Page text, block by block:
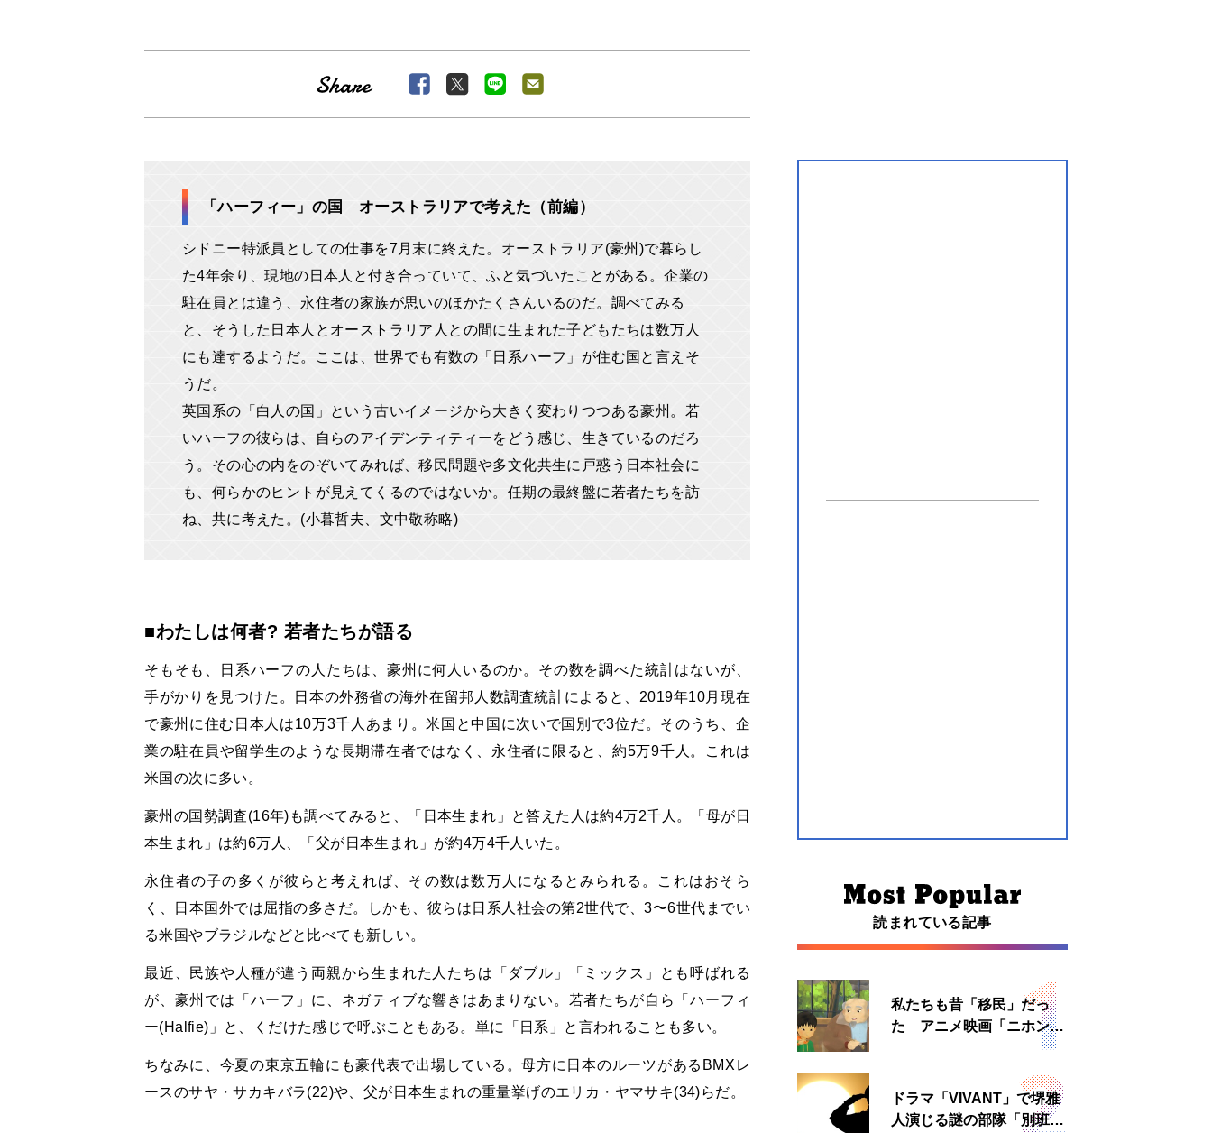
「ハーフィー」の国 オーストラリアで考えた（前編）
シドニー特派員としての仕事を7月末に終えた。オーストラリア(豪州)で暮らし
た4年余り、現地の日本人と付き合っていて、ふと気づいたことがある。企業の
駐在員とは違う、永住者の家族が思いのほかたくさんいるのだ。調べてみる
と、そうした日本人とオーストラリア人との間に生まれた子どもたちは数万人
にも達するようだ。ここは、世界でも有数の「日系ハーフ」が住む国と言えそ
うだ。
英国系の「白人の国」という古いイメージから大きく変わりつつある豪州。若
いハーフの彼らは、自らのアイデンティティーをどう感じ、生きているのだろ
う。その心の内をのぞいてみれば、移民問題や多文化共生に戸惑う日本社会に
も、何らかのヒントが見えてくるのではないか。任期の最終盤に若者たちを訪
ね、共に考えた。(小暮哲夫、文中敬称略)
■わたしは何者? 若者たちが語る
そもそも、日系ハーフの人たちは、豪州に何人いるのか。その数を調べた統計はないが、
手がかりを見つけた。日本の外務省の海外在留邦人数調査統計によると、2019年10月現在
で豪州に住む日本人は10万3千人あまり。米国と中国に次いで国別で3位だ。そのうち、企
業の駐在員や留学生のような長期滞在者ではなく、永住者に限ると、約5万9千人。これは
米国の次に多い。
豪州の国勢調査(16年)も調べてみると、「日本生まれ」と答えた人は約4万2千人。「母が日
本生まれ」は約6万人、「父が日本生まれ」が約4万4千人いた。
永住者の子の多くが彼らと考えれば、その数は数万人になるとみられる。これはおそら
く、日本国外では屈指の多さだ。しかも、彼らは日系人社会の第2世代で、3〜6世代までい
る米国やブラジルなどと比べても新しい。
最近、民族や人種が違う両親から生まれた人たちは「ダブル」「ミックス」とも呼ばれる
が、豪州では「ハーフ」に、ネガティブな響きはあまりない。若者たちが自ら「ハーフィ
ー(Halfie)」と、くだけた感じで呼ぶこともある。単に「日系」と言われることも多い。
ちなみに、今夏の東京五輪にも豪代表で出場している。母方に日本のルーツがあるBMXレ
ースのサヤ・サカキバラ(22)や、父が日本生まれの重量挙げのエリカ・ヤマサキ(34)らだ。
読まれている記事
私たちも昔「移民」だっ
た アニメ映画「ニホンジ
ドラマ「VIVANT」で堺雅
人演じる謎の部隊「別班」